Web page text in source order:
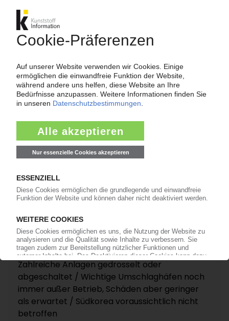
BASF
Absatzmengen und Erlöse steigen im zweiten
2026 angehoben
15.07.2026
CHINA
Taifun „Bavi“ trifft auf den Osten des Landes /
Zahlreiche Anlagen gedrosselt oder
abgeschaltet / Wichtige Umschlaghäfen noch
immer außer Betrieb, Schäden aber geringer
als erwartet / Südkorea voraussichtlich nicht
betroffen